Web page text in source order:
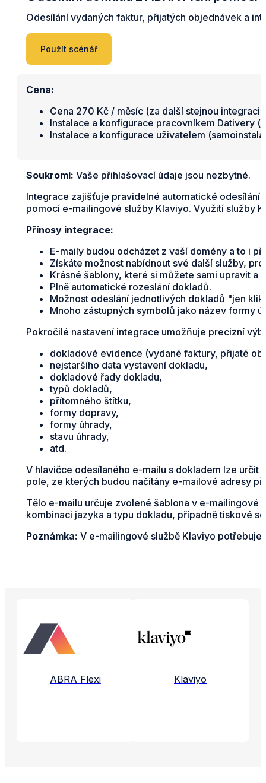
Odesílání vydaných faktur, přijatých objednávek a
Použít scénář
Cena:
Cena 270 Kč / měsíc (za další stejnou integraci
Instalace a konfigurace pracovníkem Dativery (
Instalace a konfigurace uživatelem
Soukromí: Vaše přihlašovací údaje jsou nezbytné.
Integrace zajišťuje pravidelné automatické
pomocí e-mailingové služby Klaviyo. Využití služby
Přínosy integrace:
E-maily budou odcházet z vaší domény a to i
Získáte možnost nabídnout své další služby,
Krásné šablony, které si můžete sami upravit a
Plně automatické rozeslání dokladů.
Možnost odeslání jednotlivých dokladů "jen
Mnoho zástupných symbolů jako název formy
Pokročilé nastavení integrace umožňuje precizní
dokladové evidence (vydané faktury, přijaté
nejstaršího data vystavení dokladu,
dokladové řady dokladu,
typů dokladů,
přítomného štítku,
formy dopravy,
formy úhrady,
stavu úhrady,
atd.
V hlavičce odesílaného e-mailu s dokladem lze
pole, ze kterých budou načítány e-mailové adresy
Tělo e-mailu určuje zvolené šablona v e-mailingové
kombinaci jazyka a typu dokladu, případně tiskové
Poznámka: V e-mailingové službě Klaviyo
ABRA Flexi Klaviyo